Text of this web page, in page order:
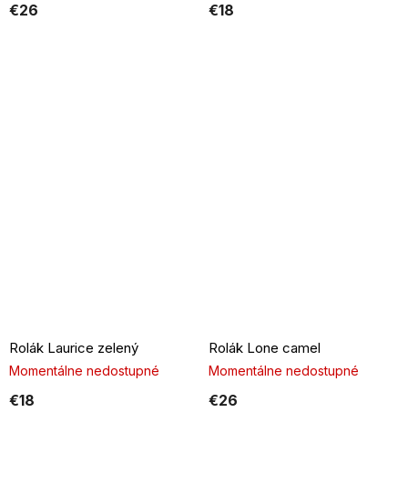
€26 €18
Rolák Laurice zelený
Momentálne nedostupné
€18
Rolák Lone camel
Momentálne nedostupné
€26